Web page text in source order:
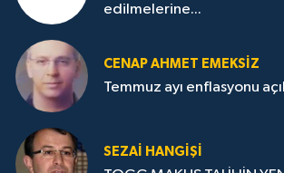
edilmelerine...
CENAP AHMET EMEKSİZ
Temmuz ayı enflasyonu
SEZAI HANGİŞİ